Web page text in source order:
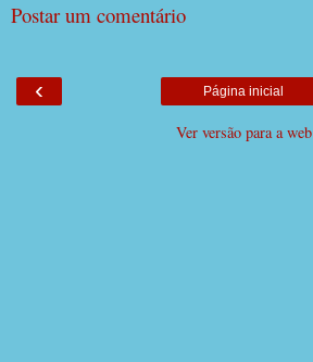
Postar um comentário
‹ Página inicial
Ver versão para a web